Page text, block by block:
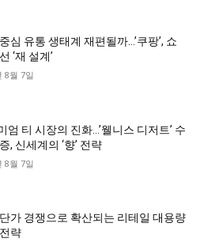
심 유통 생태계 재편될까…’쿠팡’, 쇼
‘재 설계’
8월 7일
엄 티 시장의 진화…’웰니스 디저트’ 수
, 신세계의 ‘향’ 전략
8월 7일
가 경쟁으로 확산되는 리테일 대용량
략